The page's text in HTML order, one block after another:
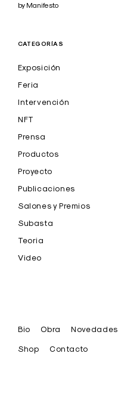
by Manifesto
CATEGORÍAS
Exposición
Feria
Intervención
NFT
Prensa
Productos
Proyecto
Publicaciones
Salones y Premios
Subasta
Teoria
Video
Bio Obra Novedades
Shop Contacto